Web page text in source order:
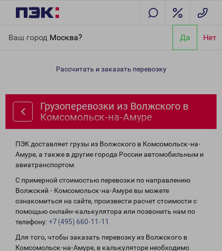
Ваш город Москва? Да Нет
Комсомольск-на-Амуре
Рассчитать и заказать перевозку
Грузоперевозки из Волжского в
Комсомольск-на-Амуре
ПЭК доставляет грузы из Волжского в Комсомольск-на-
Амуре, а также в другие города России автомобильным и
авиатранспортом.
С примерной стоимостью перевозки по направлению
Волжский - Комсомольск-на-Амуре вы можете
ознакомиться на сайте, произвести расчет стоимости с
помощью онлайн-калькулятора или позвонить нам по
телефону: +7 (495) 660-11-11
Для того, чтобы заказать перевозку из Волжского в
Комсомольск-на-Амуре, в калькуляторе необходимо